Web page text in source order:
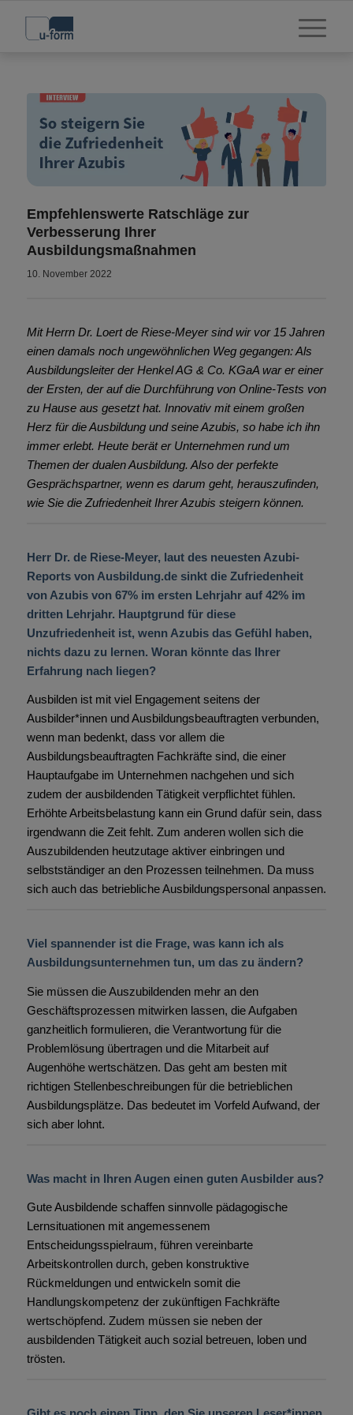
Empfehlenswerte Ratschläge zur
Verbesserung Ihrer
Ausbildungsmaßnahmen
10. November 2022
Mit Herrn Dr. Loert de Riese-Meyer sind wir vor 15 Jahren
einen damals noch ungewöhnlichen Weg gegangen: Als
Ausbildungsleiter der Henkel AG & Co. KGaA war er einer
der Ersten, der auf die Durchführung von Online-Tests von
zu Hause aus gesetzt hat. Innovativ mit einem großen
Herz für die Ausbildung und seine Azubis, so habe ich ihn
immer erlebt. Heute berät er Unternehmen rund um
Themen der dualen Ausbildung. Also der perfekte
Gesprächspartner, wenn es darum geht, herauszufinden,
wie Sie die Zufriedenheit Ihrer Azubis steigern können.
Herr Dr. de Riese-Meyer, laut des neuesten Azubi-
Reports von Ausbildung.de sinkt die Zufriedenheit
von Azubis von 67% im ersten Lehrjahr auf 42% im
dritten Lehrjahr. Hauptgrund für diese
Unzufriedenheit ist, wenn Azubis das Gefühl haben,
nichts dazu zu lernen. Woran könnte das Ihrer
Erfahrung nach liegen?
Ausbilden ist mit viel Engagement seitens der
Ausbilder*innen und Ausbildungsbeauftragten verbunden,
wenn man bedenkt, dass vor allem die
Ausbildungsbeauftragten Fachkräfte sind, die einer
Hauptaufgabe im Unternehmen nachgehen und sich
zudem der ausbildenden Tätigkeit verpflichtet fühlen.
Erhöhte Arbeitsbelastung kann ein Grund dafür sein, dass
irgendwann die Zeit fehlt. Zum anderen wollen sich die
Auszubildenden heutzutage aktiver einbringen und
selbstständiger an den Prozessen teilnehmen. Da muss
sich auch das betriebliche Ausbildungspersonal anpassen.
Viel spannender ist die Frage, was kann ich als
Ausbildungsunternehmen tun, um das zu ändern?
Sie müssen die Auszubildenden mehr an den
Geschäftsprozessen mitwirken lassen, die Aufgaben
ganzheitlich formulieren, die Verantwortung für die
Problemlösung übertragen und die Mitarbeit auf
Augenhöhe wertschätzen. Das geht am besten mit
richtigen Stellenbeschreibungen für die betrieblichen
Ausbildungsplätze. Das bedeutet im Vorfeld Aufwand, der
sich aber lohnt.
Was macht in Ihren Augen einen guten Ausbilder aus?
Gute Ausbildende schaffen sinnvolle pädagogische
Lernsituationen mit angemessenem
Entscheidungsspielraum, führen vereinbarte
Arbeitskontrollen durch, geben konstruktive
Rückmeldungen und entwickeln somit die
Handlungskompetenz der zukünftigen Fachkräfte
wertschöpfend. Zudem müssen sie neben der
ausbildenden Tätigkeit auch sozial betreuen, loben und
trösten.